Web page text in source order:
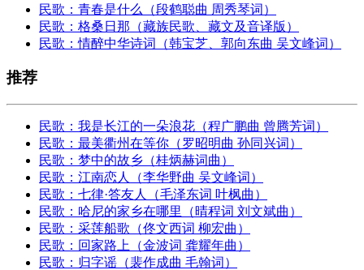
民歌：青春是什么（段鹤聪曲 周秀琴词）
民歌：格桑日那（藏族民歌、藏文及音译版）
民歌：情醉中华诗词（韩宝芝、郭向东曲 吴文峰词）
推荐
民歌：我是长江的一朵浪花（程广鹏曲 曾腾芳词）
民歌：最美衢州在等你（罗昭明曲 孙同兴词）
民歌：梦中的故乡（桂炳赫词曲）
民歌：江南恋人（李华野曲 吴文峰词）
民歌：七律·答友人（毛泽东词 叶枫曲）
民歌：哈尼的家乡在哪里（晴程词 刘文斌曲）
民歌：采莲船歌（佟文西词 柳宏曲）
民歌：回家路上（金波词 龚耀年曲）
民歌：归字谣（裴作成曲 毛翰词）